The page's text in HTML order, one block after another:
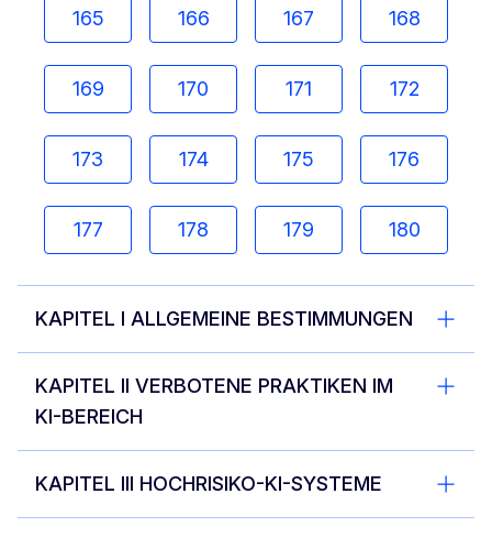
165 166 167 168
169 170 171 172
173 174 175 176
177 178 179 180
KAPITEL I ALLGEMEINE BESTIMMUNGEN
KAPITEL II VERBOTENE PRAKTIKEN IM
KI-BEREICH
KAPITEL III HOCHRISIKO-KI-SYSTEME